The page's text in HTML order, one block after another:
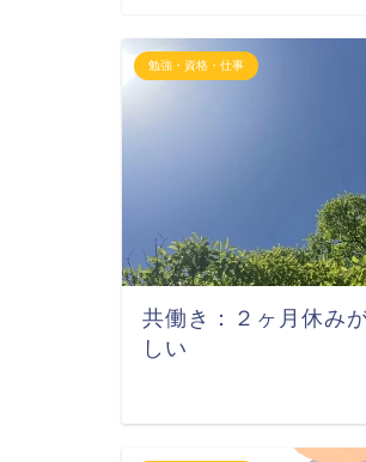
勉強・資格・仕事
共働き：２ヶ月休み
しい